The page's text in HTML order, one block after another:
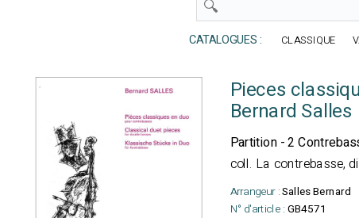
CATALOGUES : CLASSIQUE
Pieces
Bernard Salles
Partition - 2
coll. La contrebasse,
Arrangeur :Salles Bernard
N° d'article : GB4571